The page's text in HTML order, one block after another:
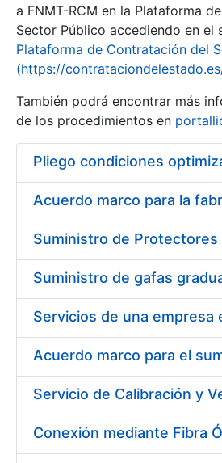
Erakutsi/Ezkutatu
a FNMT-RCM en la Plataforma
Sector Público accediendo en el
Plataforma de Contratación del
(https://
También podrá encontrar más
de los procedimientos en